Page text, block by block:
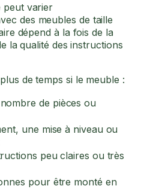
peut varier
des meubles de taille
dépend à la fois de la
la qualité des instructions
de temps si le meuble :
de pièces ou
une mise à niveau ou
peu claires ou très
pour être monté en